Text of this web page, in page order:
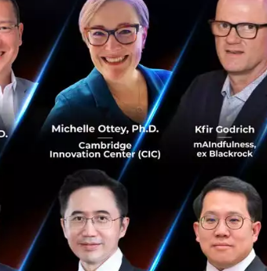
ดีต่อสิ่งแวดล้อมเป็นแบบไหน ลองศึกษา
บริษัทที่ลดการปล่อยคาร์บอนได้ตามเป้า
ช่วยลดคาร์บอนและกลายเป็น Green Business
งไร ปรับเปลี่ยนอะไรได้บ้าง เรามีไอเดียจากผู้
ลังงานและเคสของ 'อีตั้น (Eaton)' บริษัท
...
Phatphicha Lerksirinukul
อีตั้น ความยั่งยืน
ติแบนสกู๊ตเตอร์ไฟฟ้า ชี้อันตรายและไม่เป็น
งเท้า